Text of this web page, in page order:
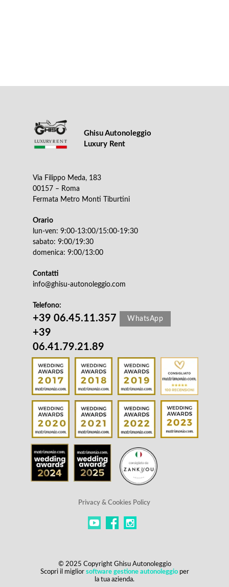
Via Filippo Meda, 183
00157 – Roma
Fermata Metro Monti Tiburtini
Orario
lun-ven: 9:00-13:00/15:00-19:30
sabato: 9:00/19:30
domenica: 9:00/13:00
Contatti
info@ghisu-autonoleggio.com
Telefono:
WhatsApp
Ghisu Autonoleggio
Luxury Rent
© 2025 Copyright Ghisu Autonoleggio
Scopri il miglior software gestione autonoleggioper
la tua azienda.
+39 06.45.11.357
+39
06.41.79.21.89
Privacy & Cookies Policy